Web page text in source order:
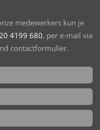
medewerkers kun je
4199 680, per e-mail via
contactformulier.